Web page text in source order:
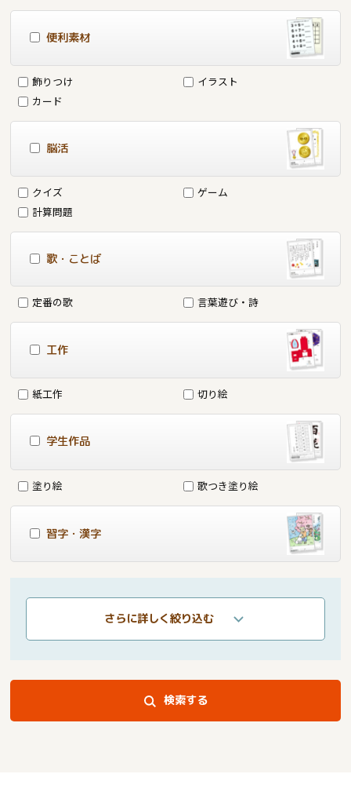
便利素材
飾りつけ
イラスト
カード
脳活
クイズ
ゲーム
計算問題
歌・ことば
定番の歌 言葉遊び・詩
工作
紙工作 切り絵
学生作品
塗り絵 歌つき塗り絵
習字・漢字
さらに詳しく絞り込む
検索する